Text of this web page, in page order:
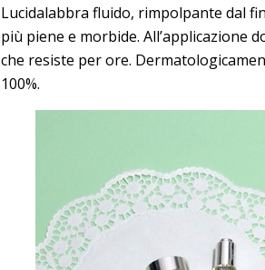
Lucidalabbra fluido, rimpolpante dal
più piene e morbide. All’applicazione
che resiste per ore.
100%.